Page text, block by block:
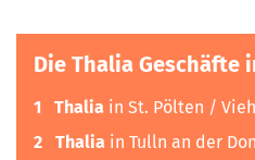
Die Thalia Geschäfte
1 Thalia in St. Pölten /
2 Thalia in Tulln an der